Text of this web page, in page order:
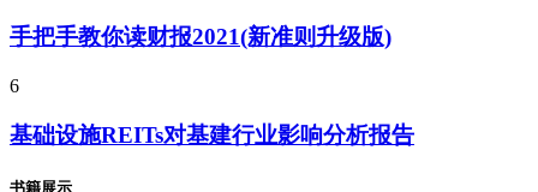
手把手教你读财报2021(新准则升级版)
6
基础设施REITs对基建行业影响分析报告
书籍展示